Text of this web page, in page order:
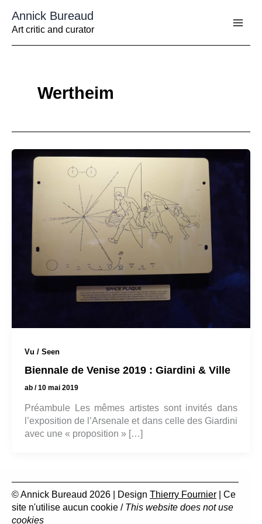
contenu
Annick Bureaud
Art critic and curator
Wertheim
Vu / Seen
Biennale de Venise 2019 : Giardini & Ville
ab /10 mai 2019
Préambule Les mêmes artistes sont invités dans
l’exposition de l’Arsenale et dans celle des Giardini
avec une « proposition » […]
© Annick Bureaud 2026 | Design Thierry Fournier | Ce
site n'utilise aucun cookie / This website does not use
cookies